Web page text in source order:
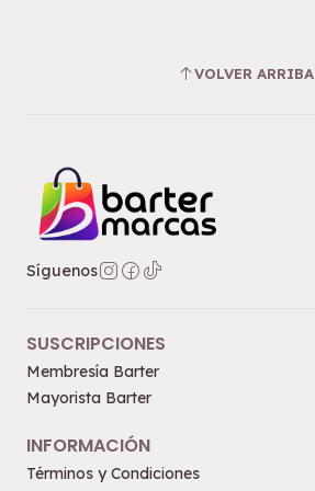
VOLVER ARRIBA
Síguenos
SUSCRIPCIONES
Membresía Barter
Mayorista Barter
INFORMACIÓN
Términos y Condiciones